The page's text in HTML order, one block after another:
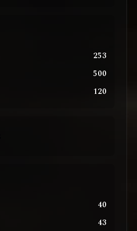
253
500
120
40
43